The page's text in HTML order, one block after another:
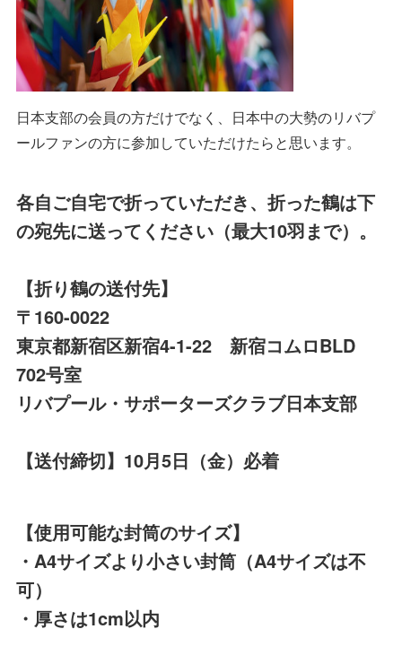
日本支部の会員の方だけでなく、日本中の大勢のリバプ
ールファンの方に参加していただけたらと思います。
各自ご自宅で折っていただき、折った鶴は下
の宛先に送ってください（最大10羽まで）。
【折り鶴の送付先】
〒160-0022
東京都新宿区新宿4-1-22 新宿コムロBLD
702号室
リバプール・サポーターズクラブ日本支部
【送付締切】10月5日（金）必着
【使用可能な封筒のサイズ】
・A4サイズより小さい封筒（A4サイズは不
可）
・厚さは1cm以内